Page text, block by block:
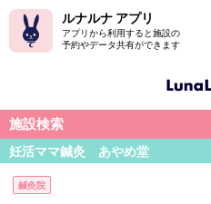
ルナルナ アプリ
アプリから利用すると施設の
予約やデータ共有ができます
施設検索
妊活ママ鍼灸 あやめ堂
鍼灸院